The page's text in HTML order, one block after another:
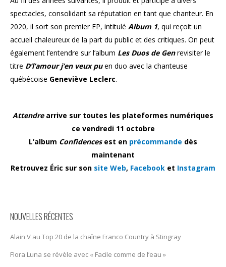
spectacles, consolidant sa réputation en tant que chanteur. En
2020, il sort son premier EP, intitulé Album 1, qui reçoit un
accueil chaleureux de la part du public et des critiques. On peut
également l’entendre sur l’album Les Duos de Genrevisiter le
titre D’l’amour j’en veux puen duo avec la chanteuse
québécoise Geneviève Leclerc.
Attendrearrive sur toutes les plateformes numériques
ce vendredi 11 octobre
L’album Confidencesest en précommande dès
maintenant
Retrouvez Éric sur son site Web, Facebook et Instagram
NOUVELLES RÉCENTES
Alain V au Top 20 de la chaîne Franco Country à Stingray
Flora Luna se révèle avec « Facile comme de l’eau »